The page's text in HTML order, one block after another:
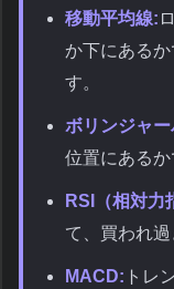
移動平均線:
か下にある
す。
ボリンジャ
位置にあるか
RSI（相対力
て、買われ
MACD: トレ